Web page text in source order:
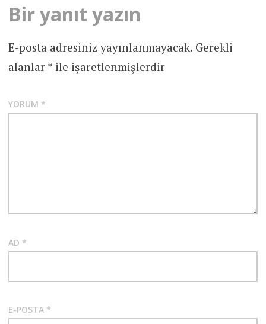
Bir yanıt yazın
E-posta adresiniz yayınlanmayacak. Gerekli
alanlar *ile işaretlenmişlerdir
YORUM *
AD *
E-POSTA *